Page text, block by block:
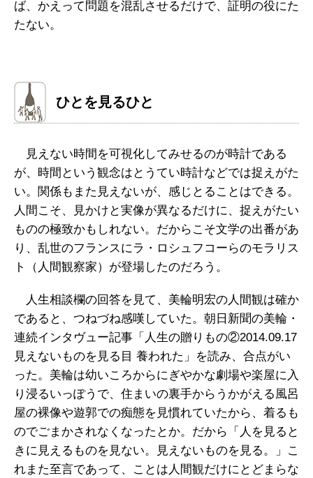
ば、かえって問題を混乱させるだけで、証明の役にた
たない。
ひとを見るひと
見えない時間を可視化してみせるのが時計である
が、時間という観念はとうてい時計などでは捉えがた
い。関係もまた見えないが、感じとることはできる。
人間こそ、見かけと実像が異なるだけに、捉えがたい
ものの極致かもしれない。だからこそ文学の出番があ
り、乱世のフランスにラ・ロシュフコーらのモラリス
ト（人間観察家）が登場したのだろう。
人生相談欄の回答を見て、美輪明宏の人間観は確か
であると、つねづね感嘆していた。朝日新聞の美輪・
連続インタヴュー記事「人生の贈りもの②2014.09.17
見えないものを見る目 養われた」を読み、合点がい
った。美輪は幼いころからにぎやかな劇場や楽屋に入
り浸るいっぽうで、住まいの裏手からうかがえる風呂
屋の裸像や遊郭での痴態を見慣れていたから、着るも
のでごまかされなくなったとか。だから「人を見ると
きに見えるものを見ない。見えないものを見る。」こ
れまた至言であって、ことは人間観だけにとどまらな